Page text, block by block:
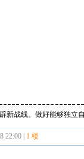
新战线。做好能够独立
22:00 | 1 楼